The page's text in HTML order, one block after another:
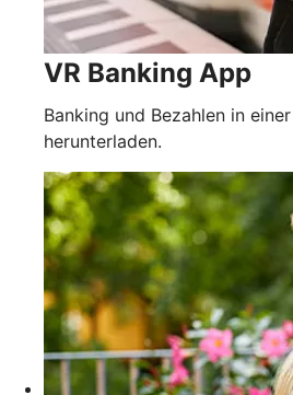
VR Banking App
Banking und Bezahlen in
herunterladen.